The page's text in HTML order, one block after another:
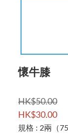
懷牛膝
HK$50.00
HK$30.00
規格 : 2兩（